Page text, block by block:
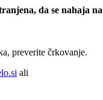
da se nahaja
preverite črkovanje.
ali